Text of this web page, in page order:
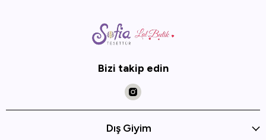
Bizi takip edin
Dış Giyim